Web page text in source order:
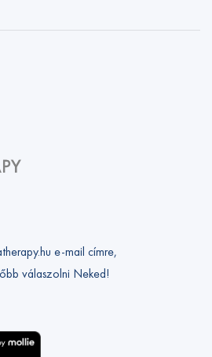
e-mail címre,
válaszolni Neked!